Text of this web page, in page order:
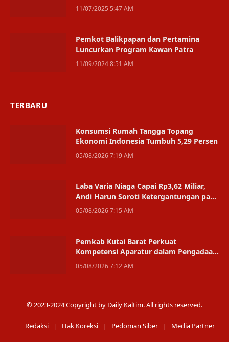
11/07/2025 5:47 AM
Pemkot Balikpapan dan Pertamina
Luncurkan Program Kawan Patra
11/09/2024 8:51 AM
TERBARU
Konsumsi Rumah Tangga Topang
Ekonomi Indonesia Tumbuh 5,29 Persen
05/08/2026 7:19 AM
Laba Varia Niaga Capai Rp3,62 Miliar,
Andi Harun Soroti Ketergantungan pada
Satu Bisnis
05/08/2026 7:15 AM
Pemkab Kutai Barat Perkuat
Kompetensi Aparatur dalam Pengadaan
Digital
05/08/2026 7:12 AM
© 2023-2024 Copyright by Daily Kaltim. All rights reserved.
Redaksi Hak Koreksi Pedoman Siber Media Partner